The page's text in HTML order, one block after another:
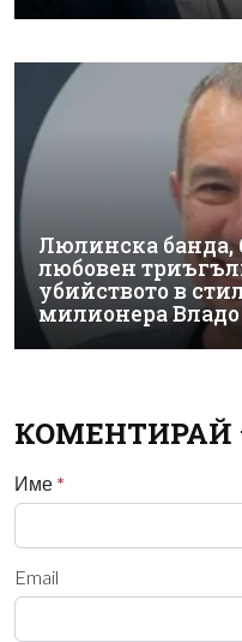
Люлинска банда,
любовен
убийството в
милионера Владо
КОМЕНТИРАЙ
Име *
Email